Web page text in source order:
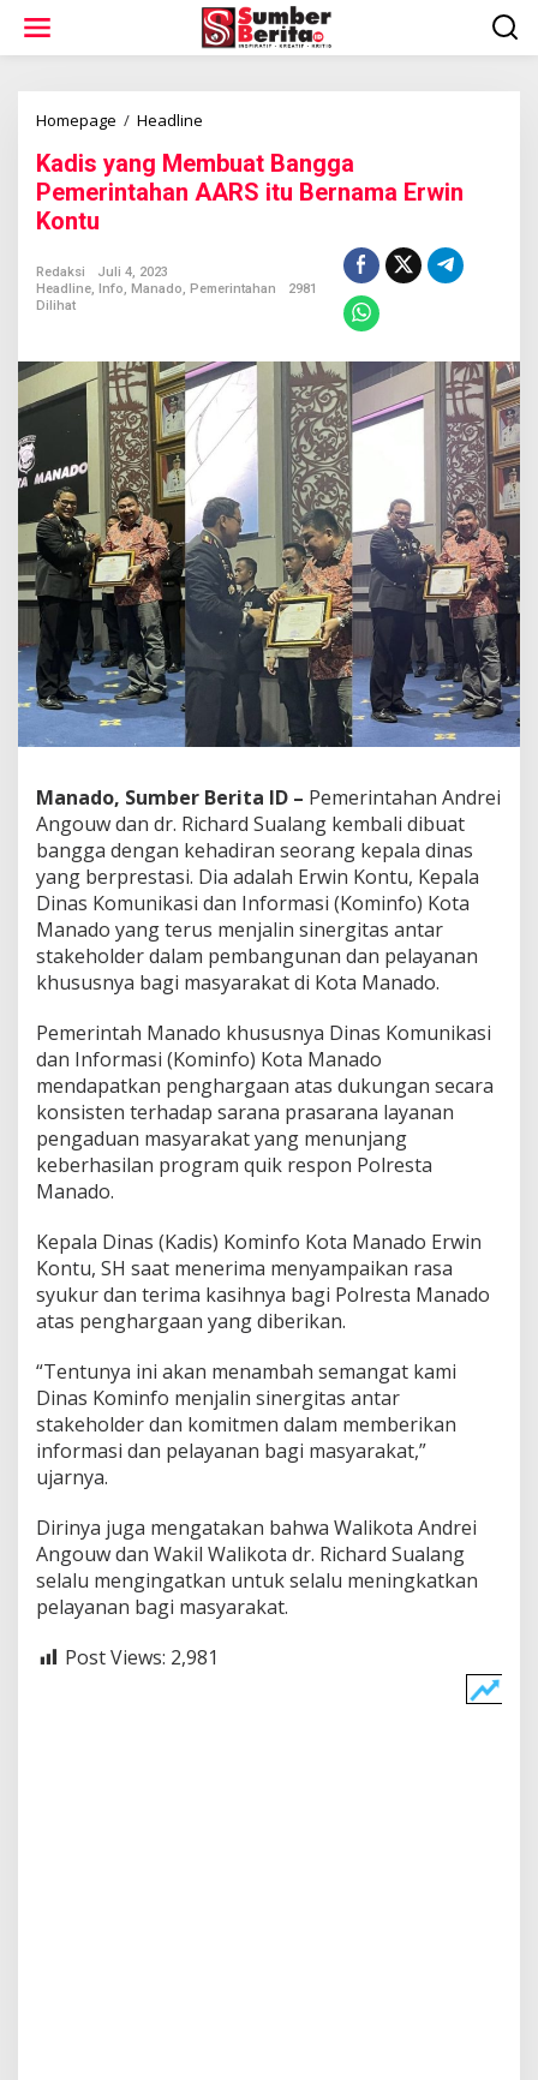
w
Homepage / Headline
d
i
s
g
m
b
u
a
B
n
g
g
a
P
e
m
t
h
a
n
A
A
R
i
u
e
n
a
m
a
E
r
n
K
o
n
Kadis yang Membuat Bangga
Pemerintahan AARS itu Bernama Erwin
Kontu
Redaksi
Juli 4, 2023
Headline, Info, Manado, Pemerintahan
2981
Dilihat
Manado, Sumber Berita ID – Pemerintahan Andrei
Angouw dan dr. Richard Sualang kembali dibuat
bangga dengan kehadiran seorang kepala dinas
yang berprestasi. Dia adalah Erwin Kontu, Kepala
Dinas Komunikasi dan Informasi (Kominfo) Kota
Manado yang terus menjalin sinergitas antar
stakeholder dalam pembangunan dan pelayanan
khususnya bagi masyarakat di Kota Manado.
Pemerintah Manado khususnya Dinas Komunikasi
dan Informasi (Kominfo) Kota Manado
mendapatkan penghargaan atas dukungan secara
konsisten terhadap sarana prasarana layanan
pengaduan masyarakat yang menunjang
keberhasilan program quik respon Polresta
Manado.
Kepala Dinas (Kadis) Kominfo Kota Manado Erwin
Kontu, SH saat menerima menyampaikan rasa
syukur dan terima kasihnya bagi Polresta Manado
atas penghargaan yang diberikan.
“Tentunya ini akan menambah semangat kami
Dinas Kominfo menjalin sinergitas antar
stakeholder dan komitmen dalam memberikan
informasi dan pelayanan bagi masyarakat,”
ujarnya.
Dirinya juga mengatakan bahwa Walikota Andrei
Angouw dan Wakil Walikota dr. Richard Sualang
selalu mengingatkan untuk selalu meningkatkan
pelayanan bagi masyarakat.
Post Views: 2,981